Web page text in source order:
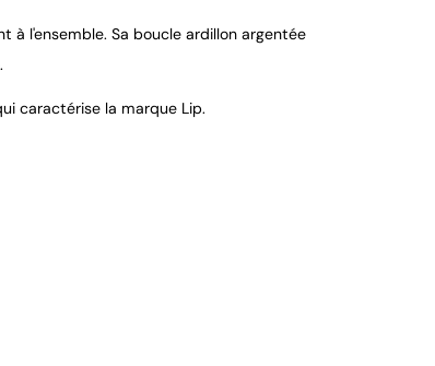
à l'ensemble. Sa boucle ardillon argentée
caractérise la marque Lip.